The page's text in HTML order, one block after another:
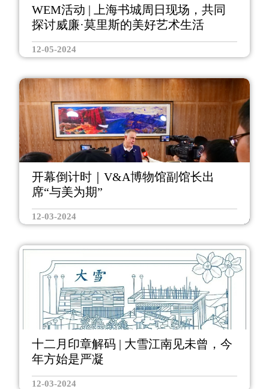
WEM活动 | 上海书城周日现场，共同
探讨威廉·莫里斯的美好艺术生活
12-05-2024
开幕倒计时｜V&A博物馆副馆长出
席“与美为期”
12-03-2024
十二月印章解码 | 大雪江南见未曾，今
年方始是严凝
12-03-2024